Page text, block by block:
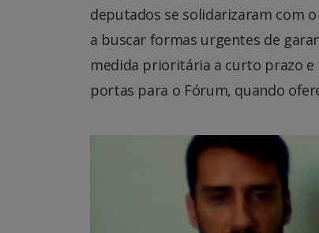
deputados se solidarizaram com
a buscar formas urgentes de
medida prioritária a curto prazo e
portas para o Fórum, quando